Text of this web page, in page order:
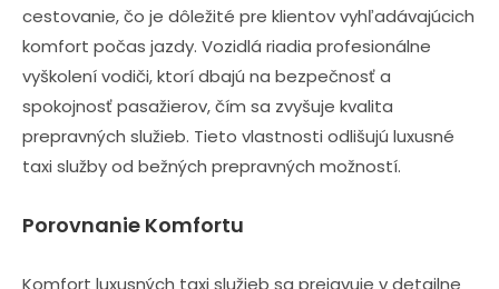
cestovanie, čo je dôležité pre klientov vyhľadávajúcich
komfort počas jazdy. Vozidlá riadia profesionálne
vyškolení vodiči, ktorí dbajú na bezpečnosť a
spokojnosť pasažierov, čím sa zvyšuje kvalita
prepravných služieb. Tieto vlastnosti odlišujú luxusné
taxi služby od bežných prepravných možností.
Porovnanie Komfortu
Komfort luxusných taxi služieb sa prejavuje v detailne